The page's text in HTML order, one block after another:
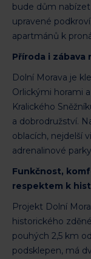
bude dům
upravené
apartmánů k
Příroda i zábava
Dolní Morava je
Orlickými horami
Kralického
a dobrodružství.
oblacích, nejdelší
adrenalinové
Funkčnost,
respektem k
Projekt Dolní
historického
pouhých 2,5 km
podsklepen, má